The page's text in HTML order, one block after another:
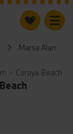
Marsa Alam &
- Coraya Beach